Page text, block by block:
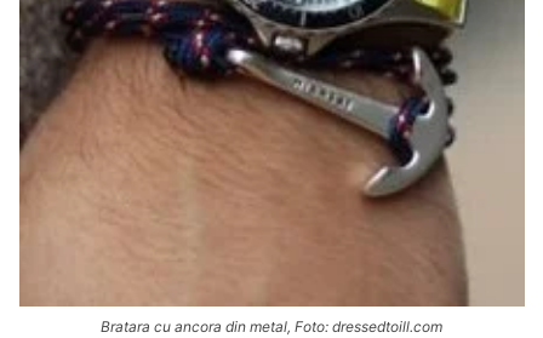
Bratara cu ancora din metal, Foto: dressedtoill.com